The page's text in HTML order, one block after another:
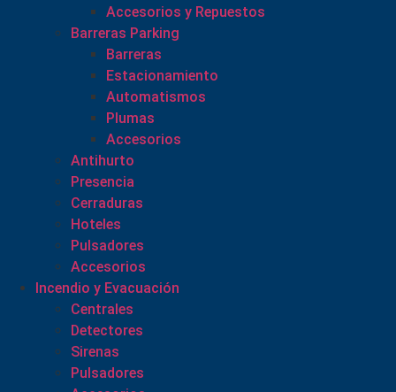
Accesorios y Repuestos
Barreras Parking
Barreras
Estacionamiento
Automatismos
Plumas
Accesorios
Antihurto
Presencia
Cerraduras
Hoteles
Pulsadores
Accesorios
Incendio y Evacuación
Centrales
Detectores
Sirenas
Pulsadores